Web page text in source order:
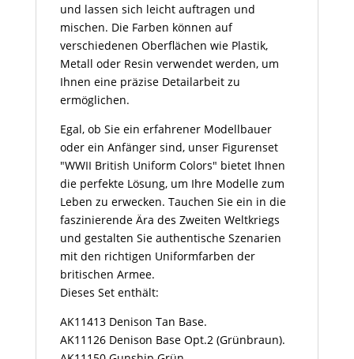
und lassen sich leicht auftragen und
mischen. Die Farben können auf
verschiedenen Oberflächen wie Plastik,
Metall oder Resin verwendet werden, um
Ihnen eine präzise Detailarbeit zu
ermöglichen.
Egal, ob Sie ein erfahrener Modellbauer
oder ein Anfänger sind, unser Figurenset
"WWII British Uniform Colors" bietet Ihnen
die perfekte Lösung, um Ihre Modelle zum
Leben zu erwecken. Tauchen Sie ein in die
faszinierende Ära des Zweiten Weltkriegs
und gestalten Sie authentische Szenarien
mit den richtigen Uniformfarben der
britischen Armee.
Dieses Set enthält:
AK11413 Denison Tan Base.
AK11126 Denison Base Opt.2 (Grünbraun).